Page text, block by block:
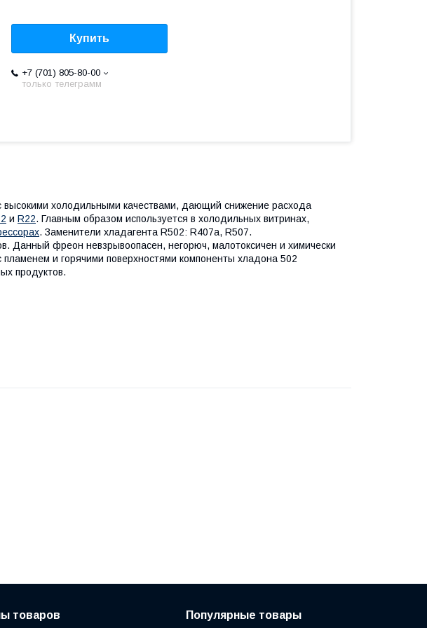
Купить
+7 (701) 805-80-00
только телеграмм
высокими холодильными качествами, дающий снижение расхода
и R22. Главным образом используется в холодильных витринах,
. Заменители хладагента R502: R407a, R507.
Данный фреон невзрывоопасен, негорюч, малотоксичен и химически
и горячими поверхностями компоненты хладона 502
продуктов.
товаров Популярные товары